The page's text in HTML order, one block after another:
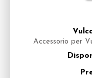
Accessorio per